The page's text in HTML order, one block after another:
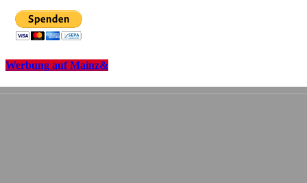
Werbung auf Mainz&